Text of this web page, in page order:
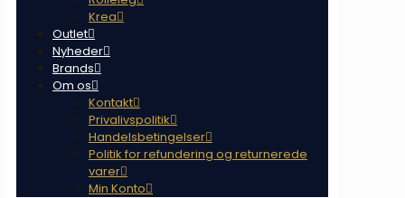
Krea
Outlet
Nyheder
Brands
Om os
Kontakt
Privalivspolitik
Handelsbetingelser
Politik for refundering og returnerede
varer
Min Konto